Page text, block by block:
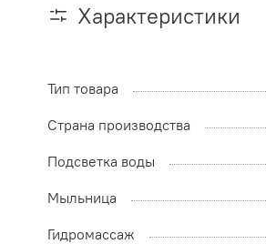
Характеристики
Тип товара
Страна производства
Подсветка воды
Мыльница
Гидромассаж